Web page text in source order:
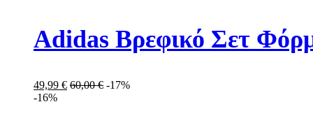
Adidas Βρεφικό Σετ
49,99 € 60,00€ -17%
-16%